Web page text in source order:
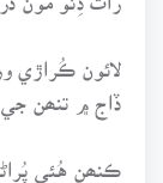
لائون ڪُراڙي
ڏاج ۾ تنھن
ڪنھن هُئي